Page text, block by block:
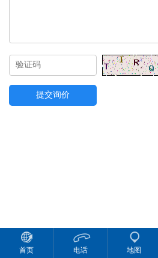
首页 电话 地图